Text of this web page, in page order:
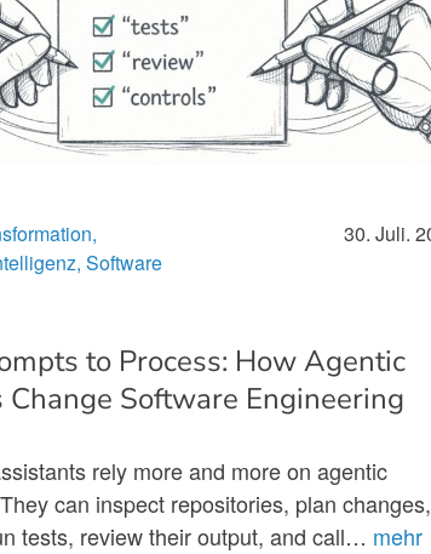
Software
30. Juli.
to Process: How Agentic
Change Software Engineering
rely more and more on agentic
can inspect repositories, plan changes,
tests, review their output, and call… mehr